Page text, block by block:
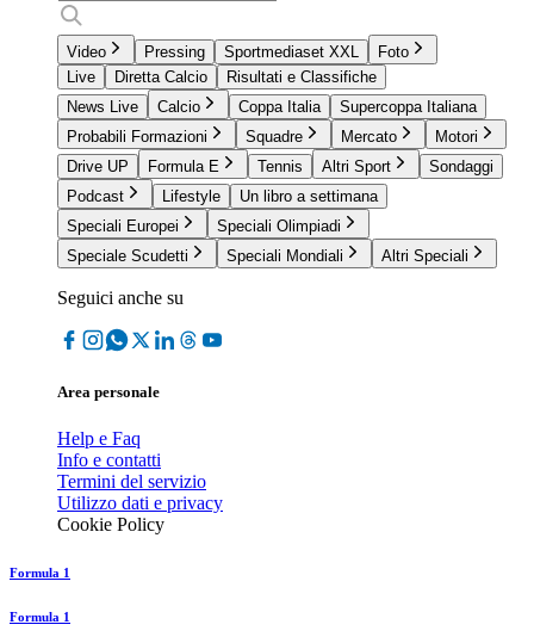
Video Pressing Sportmediaset XXL
Foto
Live
Diretta Calcio
Risultati e Classifiche
News Live
Calcio Coppa Italia
Supercoppa Italiana
Probabili Formazioni
Squadre Mercato
Motori
Drive UP
Formula E Tennis Altri Sport
Sondaggi
Podcast
Lifestyle
Un libro a settimana
Speciali Europei
Speciali Olimpiadi
Speciale Scudetti
Speciali Mondiali Altri Speciali
Seguici anche su
Area personale
Help e Faq
Info e contatti
Termini del servizio
Utilizzo dati e privacy
Cookie Policy
Formula 1
Formula 1